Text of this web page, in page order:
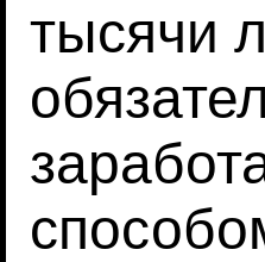
тысячи